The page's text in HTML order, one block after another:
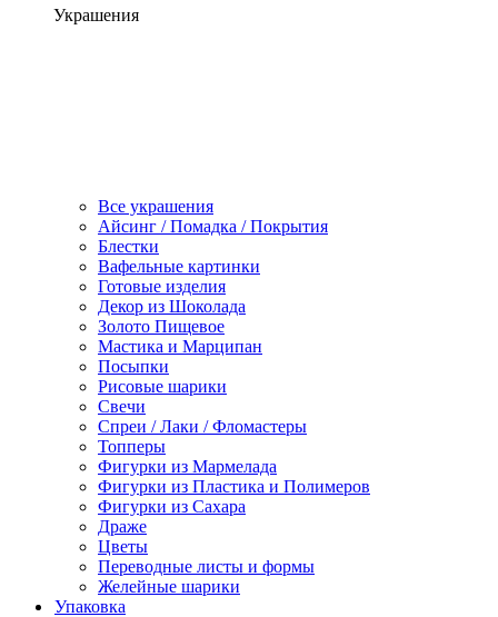
Украшения
Все украшения
Айсинг / Помадка / Покрытия
Блестки
Вафельные картинки
Готовые изделия
Декор из Шоколада
Золото Пищевое
Мастика и Марципан
Посыпки
Рисовые шарики
Свечи
Спреи / Лаки / Фломастеры
Топперы
Фигурки из Мармелада
Фигурки из Пластика и Полимеров
Фигурки из Сахара
Драже
Цветы
Переводные листы и формы
Желейные шарики
Упаковка